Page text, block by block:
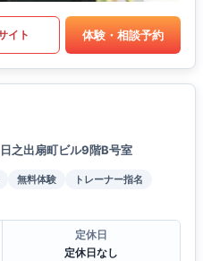
イト 体験・相談予約
之出扇町ビル9階B号室
無料体験
トレーナー指名
定休日
定休日なし